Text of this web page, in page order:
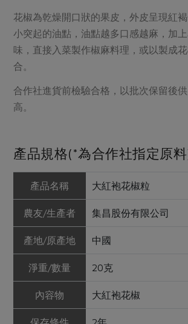
花椒為乾燥開口狀的果皮，外皮呈現紅
小突起的油點，油點越多口感越麻，加
味，直接入菜製作椒麻料理，或以製成
合。
合作社進貨前檢驗合格，以批次保留後
高。
產品規格(*為合作社指定原
產品名稱 大紅袍花椒粒
農友/生產者 集昌股份有限公司
產地/原產地 中國
淨重/數量 20克
內容物 大紅袍花椒